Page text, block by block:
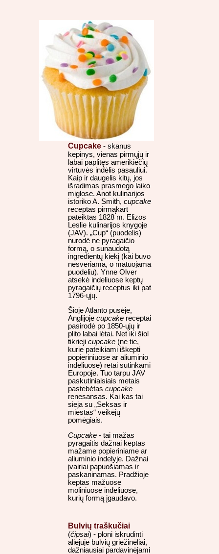
Cupcake - skanus
kepinys, vienas pirmųjų ir
labai paplitęs amerikiečių
virtuvės indėlis pasauliui.
Kaip ir daugelis kitų, jos
išradimas prasmego laiko
miglose. Anot kulinarijos
istoriko A. Smith, cupcake
receptas pirmąkart
pateiktas 1828 m. Elizos
Leslie kulinarijos knygoje
(JAV). „Cup“ (puodelis)
nurodė ne pyragaičio
formą, o sunaudotą
ingredientų kiekį (kai buvo
nesveriama, o matuojama
puodeliu). Ynne Olver
atsekė indeliuose keptų
pyragaičių receptus iki pat
1796-ųjų.
Šioje Atlanto pusėje,
Anglijoje cupcake receptai
pasirodė po 1850-ųjų ir
plito labai lėtai. Net iki šiol
tikrieji cupcake (ne tie,
kurie pateikiami iškepti
popieriniuose ar aliuminio
indeliuose) retai sutinkami
Europoje. Tuo tarpu JAV
paskutiniaisiais metais
pastebėtas cupcake
renesansas. Kai kas tai
sieja su „Seksas ir
miestas“ veikėjų
pomėgiais.
Cupcake - tai mažas
pyragaitis dažnai keptas
mažame popieriniame ar
aliuminio indelyje. Dažnai
įvairiai papuošiamas ir
paskaninamas. Pradžioje
keptas mažuose
moliniuose indeliuose,
kurių formą įgaudavo.
Bulvių traškučiai
(čipsai) - ploni iskrudinti
aliejuje bulvių griežinėliai,
dažniausiai pardavinėjami